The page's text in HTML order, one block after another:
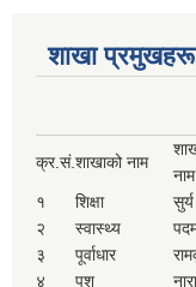
शाखा प्रमुखहरू
क्र.सं.शाखाको नाम
नाम
१ शिक्षा
२
स्वास्थ्य
३
पूर्वाधार
४
पशु